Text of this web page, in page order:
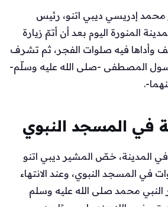
إدريسي ديبي اتنو، رئيس
المنورة اليوم بعد أن أتمّ زيارة
وأداها فيه صلوات الفجر، ثم تشرف
المصطفى -صلى الله عليه وسلّم-
.
في المسجد النبوي
في المدينة، خصّ المشير ديبي اتنو
في المسجد النبوي، وعند الانتهاء
محمد صلى الله عليه وسلم